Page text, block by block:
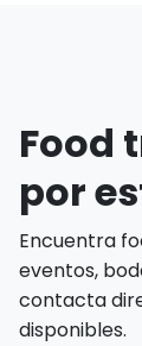
Food
por
Encuentra
eventos,
contacta
disponibles.